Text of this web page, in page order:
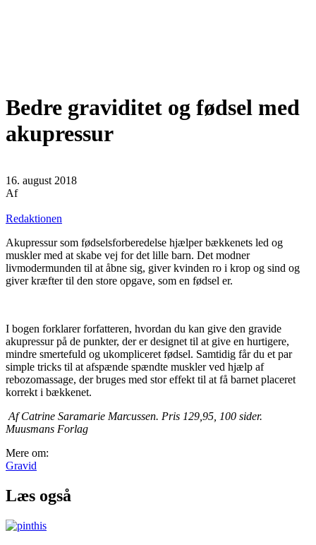
Bedre graviditet og fødsel med
akupressur
16. august 2018
Af
Redaktionen
Akupressur som fødselsforberedelse hjælper bækkenets led og
muskler med at skabe vej for det lille barn. Det modner
livmodermunden til at åbne sig, giver kvinden ro i krop og sind og
giver kræfter til den store opgave, som en fødsel er.
I bogen forklarer forfatteren, hvordan du kan give den gravide
akupressur på de punkter, der er designet til at give en hurtigere,
mindre smertefuld og ukompliceret fødsel. Samtidig får du et par
simple tricks til at afspænde spændte muskler ved hjælp af
rebozomassage, der bruges med stor effekt til at få barnet placeret
korrekt i bækkenet.
Af Catrine Saramarie Marcussen. Pris 129,95, 100 sider.
Muusmans Forlag
Mere om:
Gravid
Læs også